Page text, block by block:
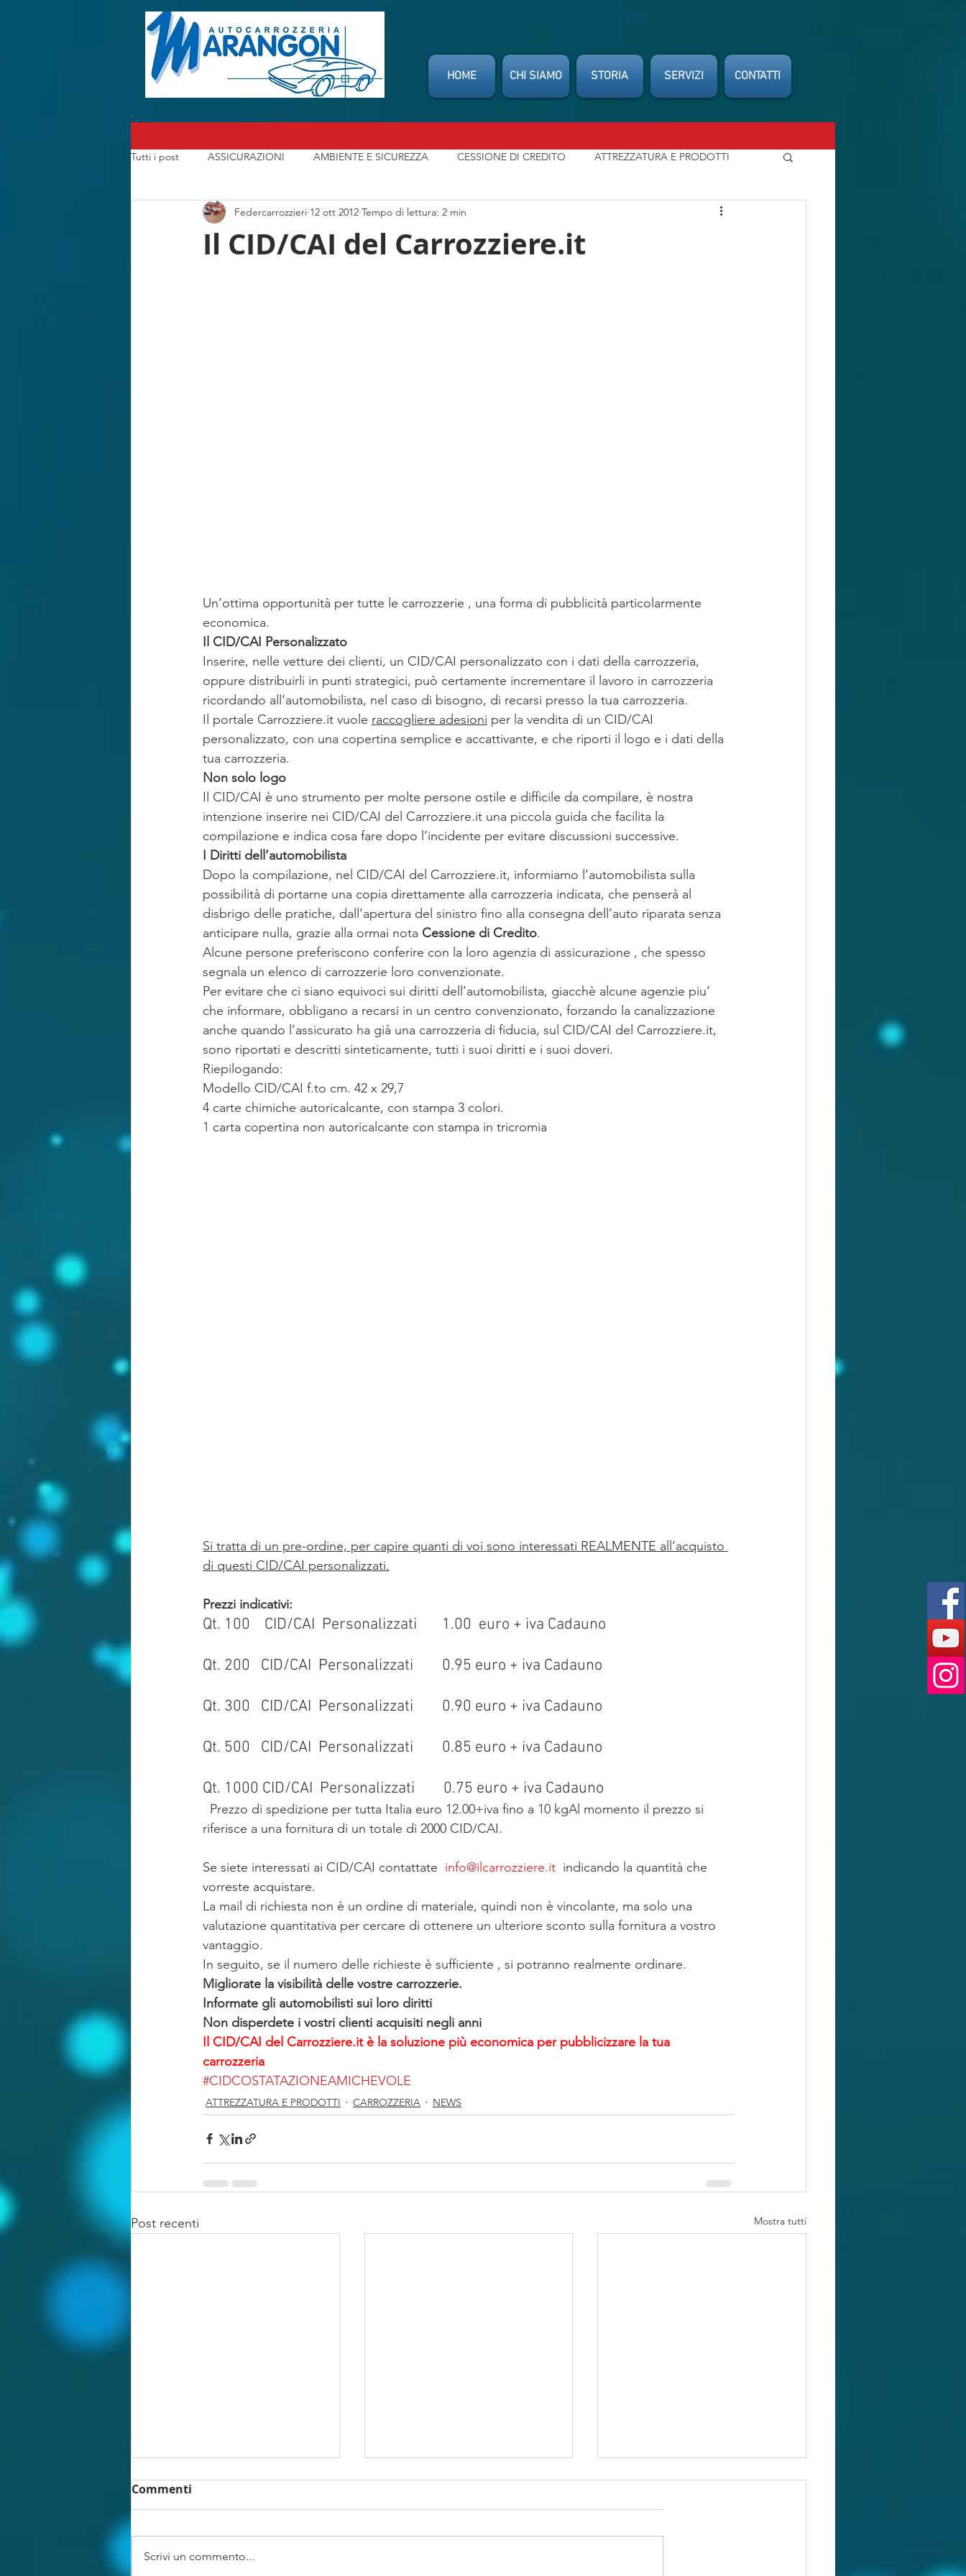
HOME CHI SIAMO STORIA SERVIZI CONTATTI
Tutti i post ASSICURAZIONI AMBIENTE E SICUREZZA CESSIONE DI CREDITO ATTREZZATURA E PRODOTTI
CARROZZERIA CONSORZI ASSOCIAZIONI CONSUMATORI FEDERCARROZZIERI
Il CID/CAI del Carrozziere.it
Federcarrozzieri 12 ott 2012 Tempo di lettura: 2 min
Un’ottima opportunità per tutte le carrozzerie , una forma di pubblicità particolarmente
economica.
Il CID/CAI Personalizzato
Inserire, nelle vetture dei clienti, un CID/CAI personalizzato con i dati della carrozzeria,
oppure distribuirli in punti strategici, può certamente incrementare il lavoro in carrozzeria
ricordando all’automobilista, nel caso di bisogno, di recarsi presso la tua carrozzeria.
Il portale Carrozziere.it vuole raccogliere adesioni per la vendita di un CID/CAI
personalizzato, con una copertina semplice e accattivante, e che riporti il logo e i dati della
tua carrozzeria.
Non solo logo
Il CID/CAI è uno strumento per molte persone ostile e difficile da compilare, è nostra
intenzione inserire nei CID/CAI del Carrozziere.it una piccola guida che facilita la
compilazione e indica cosa fare dopo l’incidente per evitare discussioni successive.
I Diritti dell’automobilista
Dopo la compilazione, nel CID/CAI del Carrozziere.it, informiamo l’automobilista sulla
possibilità di portarne una copia direttamente alla carrozzeria indicata, che penserà al
disbrigo delle pratiche, dall’apertura del sinistro fino alla consegna dell’auto riparata senza
anticipare nulla, grazie alla ormai nota Cessione di Credito.
Alcune persone preferiscono conferire con la loro agenzia di assicurazione , che spesso
segnala un elenco di carrozzerie loro convenzionate.
Per evitare che ci siano equivoci sui diritti dell’automobilista, giacchè alcune agenzie piu’
che informare, obbligano a recarsi in un centro convenzionato, forzando la canalizzazione
anche quando l’assicurato ha già una carrozzeria di fiducia, sul CID/CAI del Carrozziere.it,
sono riportati e descritti sinteticamente, tutti i suoi diritti e i suoi doveri.
Riepilogando:
Modello CID/CAI f.to cm. 42 x 29,7
4 carte chimiche autoricalcante, con stampa 3 colori.
1 carta copertina non autoricalcante con stampa in tricromia
Si tratta di un pre-ordine, per capire quanti di voi sono interessati REALMENTE all’acquisto
di questi CID/CAI personalizzati.
Prezzi indicativi:
Qt. 100    CID/CAI  Personalizzati       1.00  euro + iva Cadauno
Qt. 200   CID/CAI  Personalizzati        0.95 euro + iva Cadauno
Qt. 300   CID/CAI  Personalizzati        0.90 euro + iva Cadauno
Qt. 500   CID/CAI  Personalizzati        0.85 euro + iva Cadauno
Qt. 1000 CID/CAI  Personalizzati        0.75 euro + iva Cadauno
riferisce a una fornitura di un totale di 2000 CID/CAI.
Se siete interessati ai CID/CAI contattate info@ilcarrozziere.it indicando la quantità che
vorreste acquistare.
La mail di richiesta non è un ordine di materiale, quindi non è vincolante, ma solo una
valutazione quantitativa per cercare di ottenere un ulteriore sconto sulla fornitura a vostro
vantaggio.
In seguito, se il numero delle richieste è sufficiente , si potranno realmente ordinare.
Migliorate la visibilità delle vostre carrozzerie.
Informate gli automobilisti sui loro diritti
Non disperdete i vostri clienti acquisiti negli anni
Il CID/CAI del Carrozziere.it è la soluzione più economica per pubblicizzare la tua
carrozzeria
#CIDCOSTATAZIONEAMICHEVOLE
ATTREZZATURA E PRODOTTI CARROZZERIA NEWS
Post recenti Mostra tutti
Commenti
Scrivi un commento...